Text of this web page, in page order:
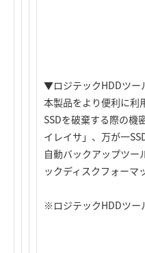
▼ロジテックHDDツー
本製品をより便利に利
SSDを破棄する際の機
イレイサ」、万が一
自動バックアップツ
ックディスクフォーマ
※ロジテックHDDツー